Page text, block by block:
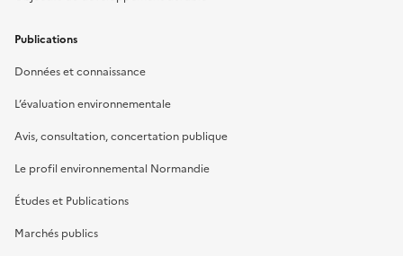
Publications
Données et connaissance
L’évaluation environnementale
Avis, consultation, concertation publique
Le profil environnemental Normandie
Études et Publications
Marchés publics